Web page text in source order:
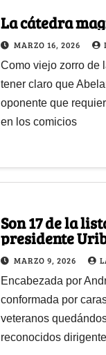
La cátedra
MARZO 16, 2026
Como viejo zorro de
tener claro que
oponente que
en los comicios
Son 17 de la
presidente
Senado por el
MARZO 9, 2026
Encabezada por
conformada por
veteranos
reconocidos